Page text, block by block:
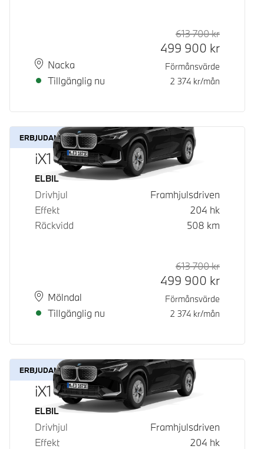
PlatsNacka
Leveranstid
Tillgänglig nu
Rek. ord
613 700kr
499 900 kr
Förmånsvärde
2 374 kr/mån
ERBJUDANDE
iX1 eDrive20
Bränsle
ELBIL
Drivhjul
Framhjulsdriven
Effekt
204 hk
Räckvidd
508 km
PlatsMölndal
Leveranstid
Tillgänglig nu
Rek. ord
613 700kr
499 900 kr
Förmånsvärde
2 374 kr/mån
ERBJUDANDE
iX1 eDrive20
Bränsle
ELBIL
Drivhjul
Framhjulsdriven
Effekt
204 hk